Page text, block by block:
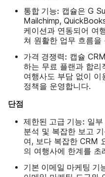
통합 기능: 캡슐은 G
Mailchimp,
케이션과 연동되어 여
쳐 원활한 업무 흐름을
가격 경쟁력: 캡슐
하는 무료 플랜과 합리
여행사도 부담 없이 이
정책을 운영합니다.
단점
제한된 고급 기능: 일
분석 및 복잡한 보고
여, 보다 복잡한 CRM
의 여행사에 한계를 초
기본 이메일 마케팅 기